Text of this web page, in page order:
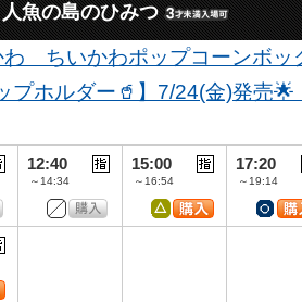
魚の島のひみつ
わ ちいかわポップコーンボ
プホルダー🥤】7/24(金)発売
12:40
～14:34
15:00
～16:54
17:20
～19:14